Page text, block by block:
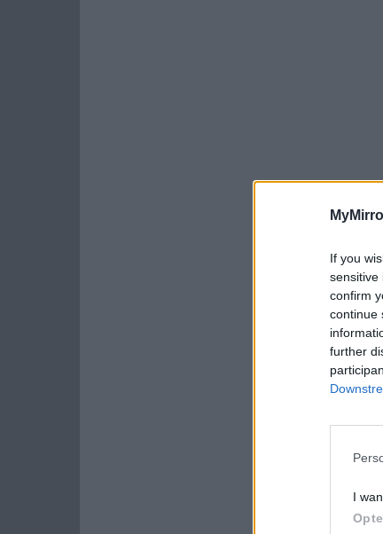
If you
sensitive
confirm
continue
further
I